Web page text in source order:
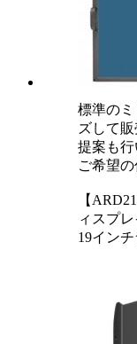
標準の
ズして
提案も行
ご希望
【
ィスプレ
19イン